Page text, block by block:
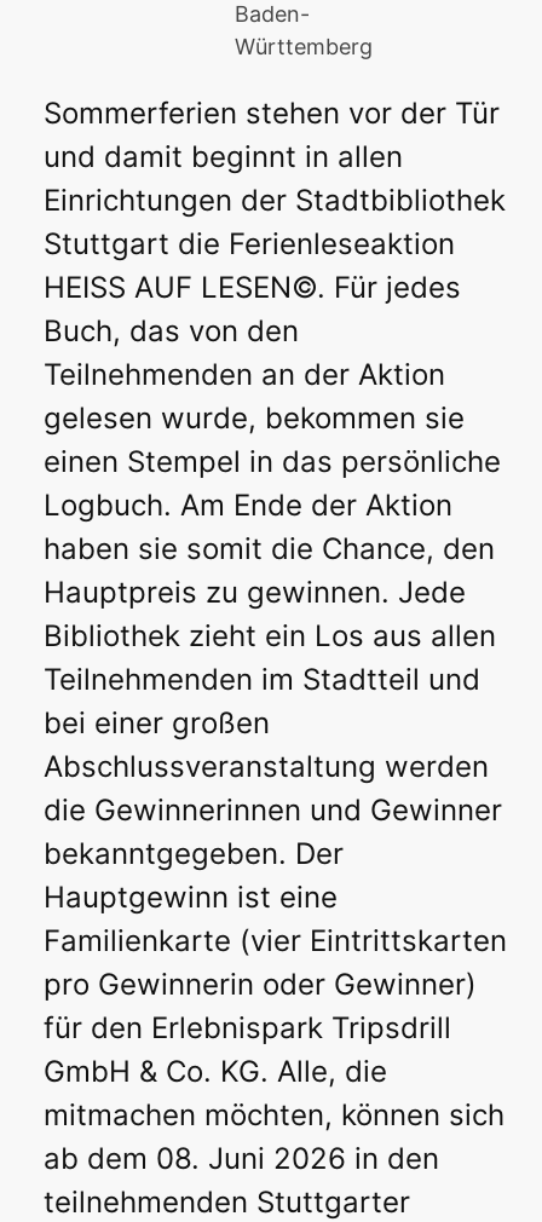
Baden-
Württemberg
Sommerferien stehen vor der Tür
und damit beginnt in allen
Einrichtungen der Stadtbibliothek
Stuttgart die Ferienleseaktion
HEISS AUF LESEN©. Für jedes
Buch, das von den
Teilnehmenden an der Aktion
gelesen wurde, bekommen sie
einen Stempel in das persönliche
Logbuch. Am Ende der Aktion
haben sie somit die Chance, den
Hauptpreis zu gewinnen. Jede
Bibliothek zieht ein Los aus allen
Teilnehmenden im Stadtteil und
bei einer großen
Abschlussveranstaltung werden
die Gewinnerinnen und Gewinner
bekanntgegeben. Der
Hauptgewinn ist eine
Familienkarte (vier Eintrittskarten
pro Gewinnerin oder Gewinner)
für den Erlebnispark Tripsdrill
GmbH & Co. KG. Alle, die
mitmachen möchten, können sich
ab dem 08. Juni 2026 in den
teilnehmenden Stuttgarter